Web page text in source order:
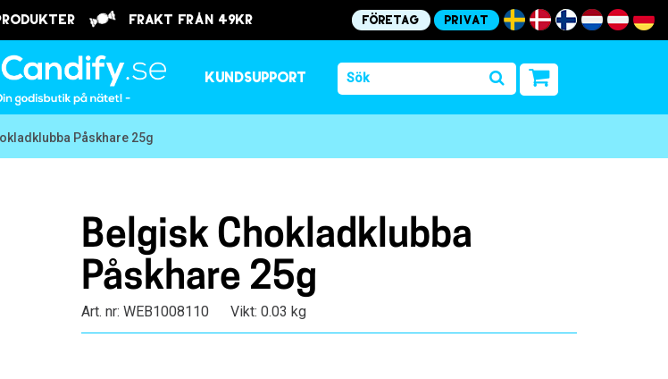
frakt från 49kr Företag Privat
Kundsupport
Påskhare 25g
Belgisk Chokladklubba
Påskhare 25g
Art. nr: WEB1008110 Vikt: 0.03 kg